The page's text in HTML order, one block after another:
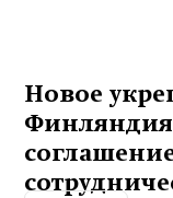
Новое